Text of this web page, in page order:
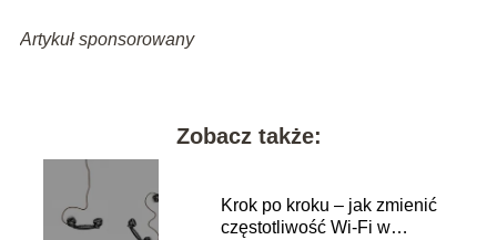
Artykuł sponsorowany
Zobacz także:
Krok po kroku – jak zmienić
częstotliwość Wi-Fi w